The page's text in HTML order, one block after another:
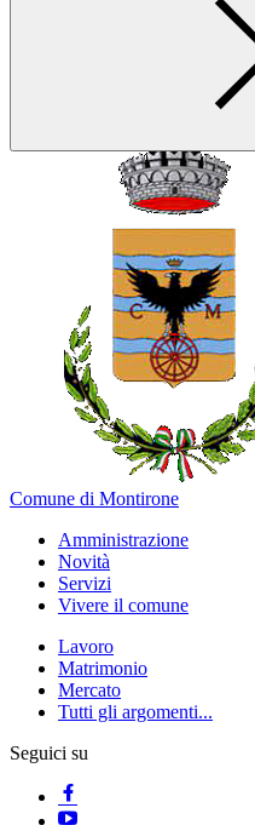
Comune di Montirone
Amministrazione
Novità
Servizi
Vivere il comune
Lavoro
Matrimonio
Mercato
Tutti gli argomenti...
Seguici su